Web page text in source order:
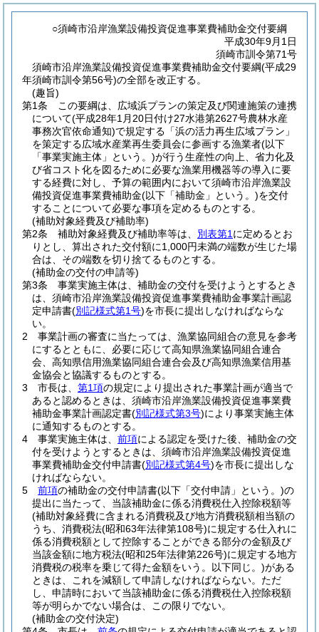
○須崎市沿岸漁業設備投資促進事業費補助金交付要綱
平成30年9月1日
須崎市訓令第71号
須崎市沿岸漁業設備投資促進事業費補助金交付要綱(平成29
年須崎市訓令第56号)の全部を改正する。
(趣旨)
第1条
この要綱は、広域浜プランの策定及び関連施策の連携
について(平成28年1月20日付け27水港第2627号農林水産
事務次官依命通知)で規定する「浜の活力再生広域プラン」
を策定する広域水産業再生委員会に参画する漁業者(以下
「事業実施主体」という。)が行う生産性の向上、省力化及
び省コスト化を図るために必要な漁業用機器等の導入に要
する経費に対し、予算の範囲内において須崎市沿岸漁業設
備投資促進事業費補助金(以下「補助金」という。)を交付
することについて必要な事項を定めるものとする。
(補助対象経費及び補助率)
第2条
補助対象経費及び補助率等は、 別表第1 に定めるとお
りとし、算出された交付額に1,000円未満の端数が生じた場
合は、その端数を切り捨てるものとする。
(補助金の交付の申請等)
第3条
事業実施主体は、補助金の交付を受けようとするとき
は、須崎市沿岸漁業設備投資促進事業費補助金事業計画認
定申請書(別記様式第1号)を市長に提出しなければならな
い。
2
事業計画の審査に当たっては、漁業協同組合の意見を参考
にするとともに、必要に応じて高知県漁業協同組合連合
会、高知県信用漁業協同組合連合会及び高知県漁業信用基
金協会と協議するものとする。
3
市長は、 第1項の規定により提出された事業計画が適当で
あると認めるときは、須崎市沿岸漁業設備投資促進事業費
補助金事業計画認定書(別記様式第3号)により事業実施主体
に通知するものとする。
4
事業実施主体は、 前項による認定を受けた後、補助金の交
付を受けようとするときは、須崎市沿岸漁業設備投資促進
事業費補助金交付申請書(別記様式第4号)を市長に提出しな
ければならない。
5
前項の補助金の交付申請書(以下「交付申請」という。)の
提出に当たって、当該補助金に係る消費税仕入控除税額等
(補助対象経費に含まれる消費税及び地方消費税額相当額の
うち、消費税法(昭和63年法律第108号)に規定する仕入れに
係る消費税額として控除することができる部分の金額及び
当該金額に地方税法(昭和25年法律第226号)に規定する地方
消費税の税率を乗じて得た金額をいう。以下同じ。)がある
ときは、これを減額して申請しなければならない。 ただ
し、申請時において当該補助金に係る消費税仕入控除税額
等が明らかでない場合は、この限りでない。
(補助金の交付決定)